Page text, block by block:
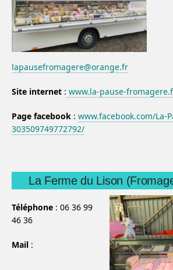
lapausefromagere@orange.fr
Site internet : www.la-pause-
Page facebook : www.facebook.com/La-
303509749772792/
La Ferme du Lison
Téléphone : 06 36 99
46 36
Mail :